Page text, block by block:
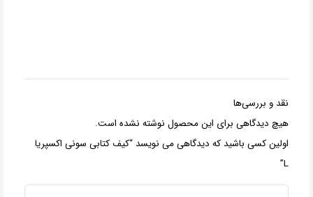
نقد و بررسی‌ها
هیچ دیدگاهی برای این محصول نوشته نشده است.
اولین کسی باشید که دیدگاهی می نویسد “کیف کتابی سونی اکسپریا
L”